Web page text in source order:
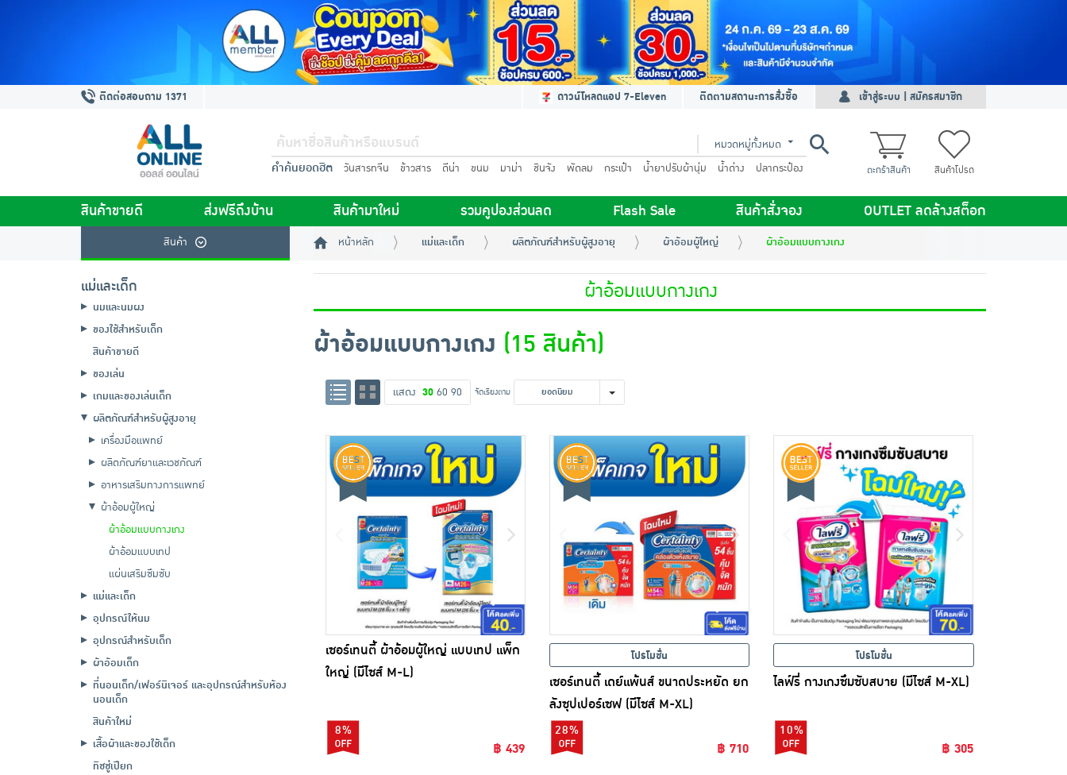
ติดต่อสอบถาม 1371 ดาวน์โหลดแอป 7-Eleven ติดตามสถานะการสั่งซื้อ เข้าสู่ระบบ | สมัครสมาชิก
หมวดหมู่ทั้งหมด
คำค้นยอดฮิต วันสารทจีน ข้าวสาร ดีน่า ขนม มาม่า ชินจัง พัดลม กระเป๋า น้ำยาปรับผ้านุ่ม น้ำด่าง ปลากระป๋อง ตะกร้าสินค้า สินค้าโปรด
สินค้าขายดี ส่งฟรีถึงบ้าน สินค้ามาใหม่ รวมคูปองส่วนลด Flash Sale สินค้าสั่งจอง OUTLET ลดล้างสต็อก
สินค้า หน้าหลัก แม่และเด็ก ผลิตภัณฑ์สำหรับผู้สูงอายุ ผ้าอ้อมผู้ใหญ่ ผ้าอ้อมแบบกางเกง
แม่และเด็ก
นมและนมผง
ของใช้สำหรับเด็ก
สินค้าขายดี
ของเล่น
เกมและของเล่นเด็ก
ผลิตภัณฑ์สำหรับผู้สูงอายุ
เครื่องมือแพทย์
ผลิตภัณฑ์ยาและเวชภัณฑ์
อาหารเสริมทางการแพทย์
ผ้าอ้อมผู้ใหญ่
ผ้าอ้อมแบบกางเกง
ผ้าอ้อมแบบเทป
แผ่นเสริมซึมซับ
แม่และเด็ก
อุปกรณ์ให้นม
อุปกรณ์สำหรับเด็ก
ผ้าอ้อมเด็ก
ที่นอนเด็ก/เฟอร์นิเจอร์ และอุปกรณ์สำหรับห้อง
นอนเด็ก
สินค้าใหม่
เสื้อผ้าและของใช้เด็ก
ทิชชู่เปียก
ผ้าอ้อมแบบกางเกง
ผ้าอ้อมแบบกางเกง (15 สินค้า)
แสดง 30 60 90 จัดเรียงตาม ยอดนิยม
เซอร์เทนตี้ ผ้าอ้อมผู้ใหญ่ แบบเทป แพ็ก
ใหญ่ (มีไซส์ M-L)
8%
฿ 439
โปรโมชั่น
เซอร์เทนตี้ เดย์แพ้นส์ ขนาดประหยัด ยก
ลังซุปเปอร์เซฟ (มีไซส์ M-XL)
28%
฿ 710
โปรโมชั่น
ไลฟ์รี่ กางเกงซึมซับสบาย (มีไซส์ M-XL)
10%
฿ 305